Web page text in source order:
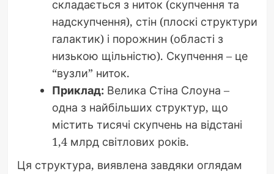
складається з ниток (скупчення та
надскупчення), стін (плоскі структури
галактик) і порожнин (області з
низькою щільністю). Скупчення – це
“вузли” ниток.
Приклад:Велика Стіна Слоуна –
одна з найбільших структур, що
містить тисячі скупчень на відстані
1,4 млрд світлових років.
Ця структура, виявлена завдяки оглядам